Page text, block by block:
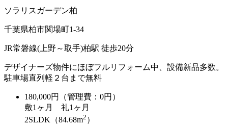
ソラリスガーデン柏
千葉県柏市関場町1-34
JR常磐線(上野～取手)柏駅 徒歩20分
デザイナーズ物件にほぼフルリフォーム中、設備新品多数。
駐車場直列軽２台まで無料
180,000円（管理費：0円）
敷1ヶ月 礼1ヶ月
2SLDK（84.68m2 ）